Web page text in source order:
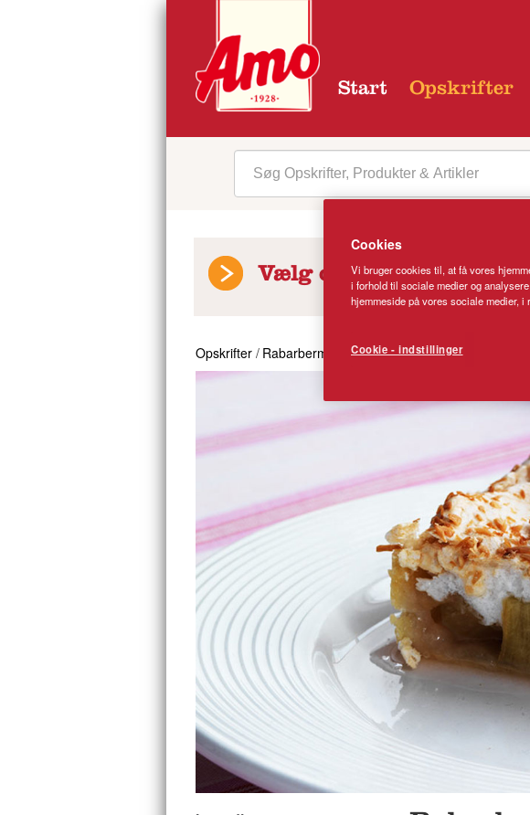
Start Opskrifter
Vælg opskrift kategori
Opskrifter / Rabarbermarengstærte
Cookies
Vi bruger cookies til, at få vores
i forhold til sociale medier og
hjemmeside på vores sociale medier,
Cookie - indstillinger